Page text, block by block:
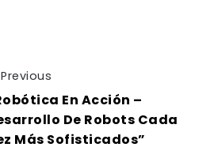
Previous
En Acción –
De Robots Cada
Más Sofisticados”